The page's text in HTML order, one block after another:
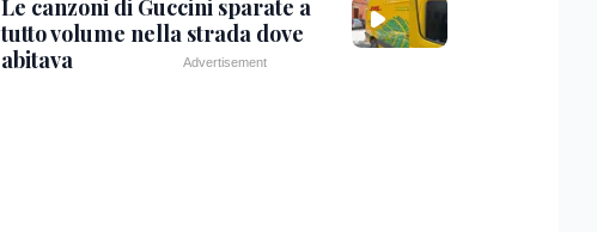
Le canzoni di Guccini sparate a
tutto volume nella strada dove
abitava